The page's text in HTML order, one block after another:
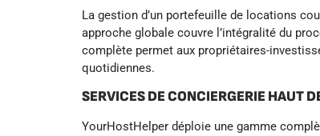
La gestion d’un portefeuille de locations
approche globale couvre l’intégralité du
complète permet aux propriétaires-
quotidiennes.
SERVICES DE CONCIERGERIE HAUT
YourHostHelper déploie une gamme